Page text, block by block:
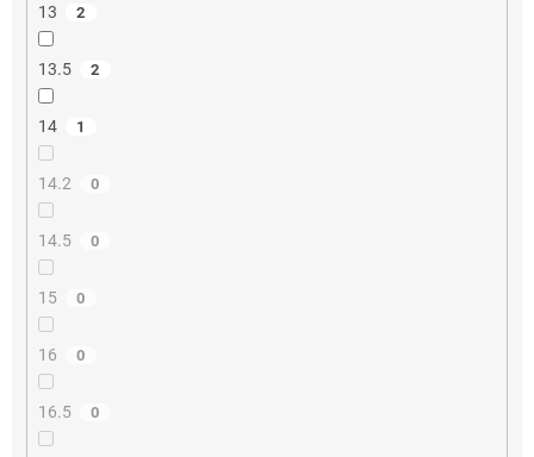
13 2
13.5 2
14 1
14.2 0
14.5 0
15 0
16 0
16.5 0